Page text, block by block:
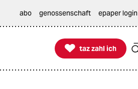
abo genossenschaft epaper login

taz zahl ich
taz zahl ich